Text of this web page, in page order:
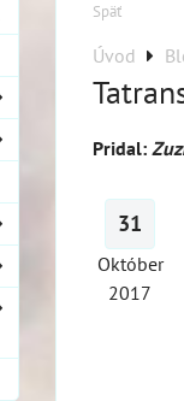
Späť
Úvod
Pridal:
31
Október
2017